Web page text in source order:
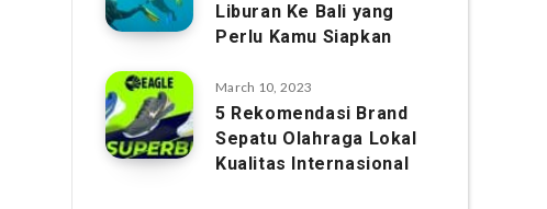
Liburan Ke Bali yang
Perlu Kamu Siapkan
March 10, 2023
5 Rekomendasi Brand
Sepatu Olahraga Lokal
Kualitas Internasional